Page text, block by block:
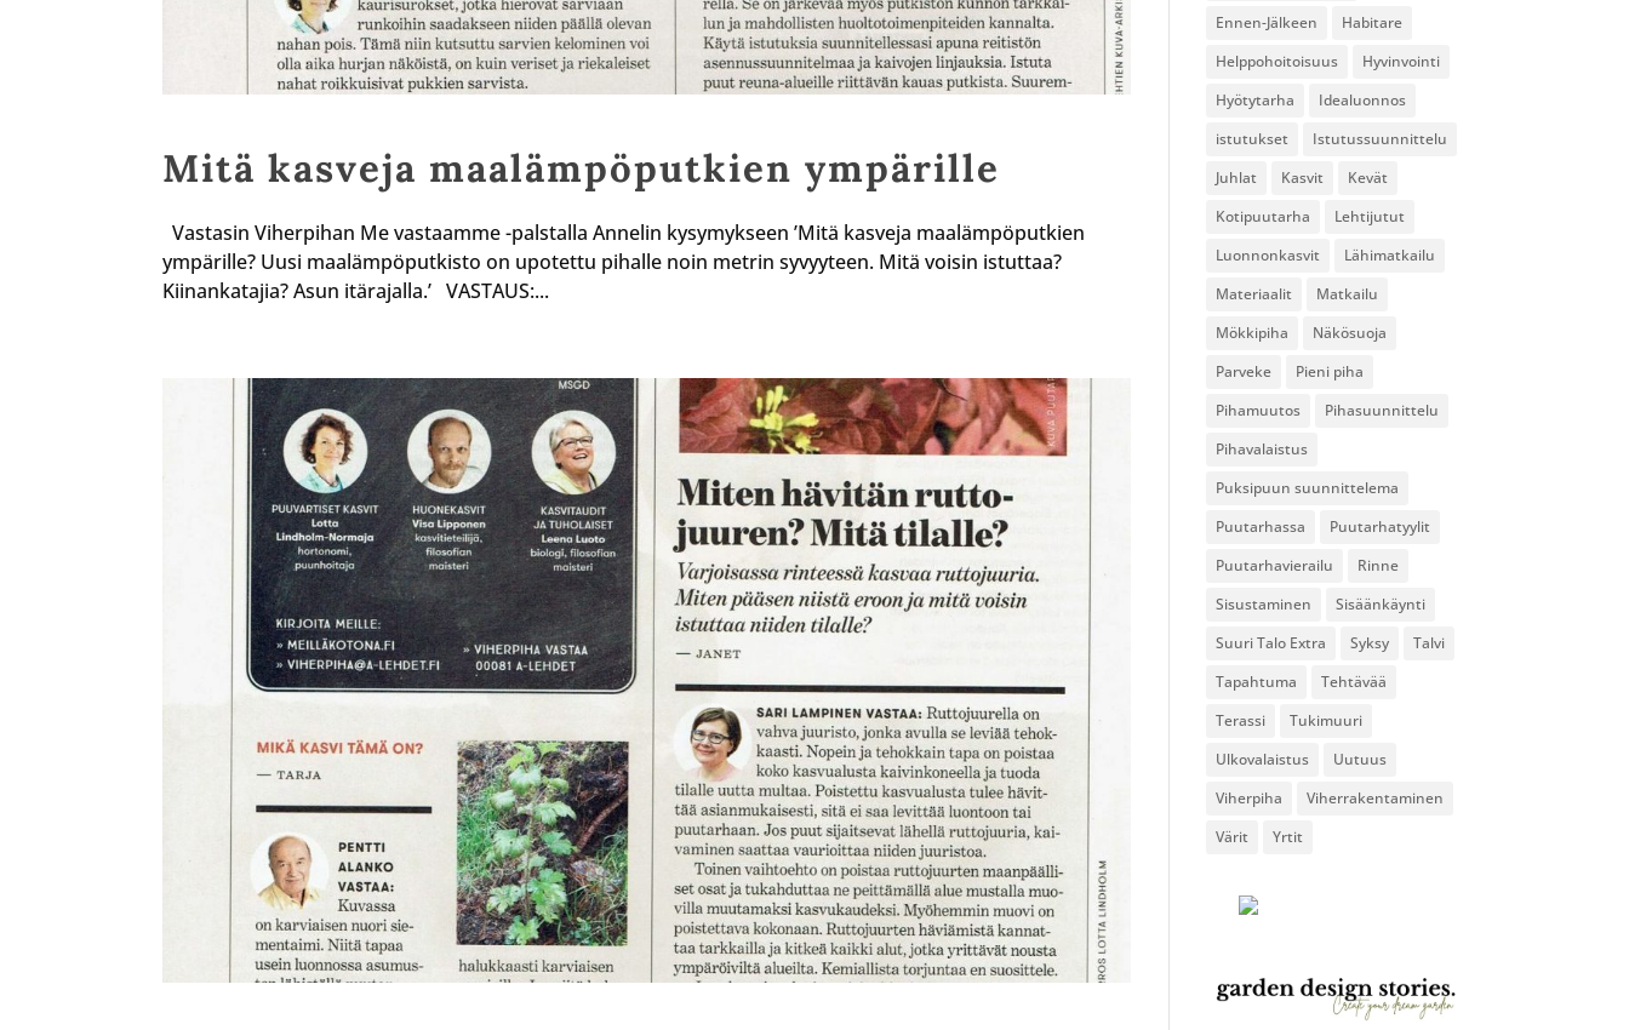
Mitä kasveja maalämpöputkien ympärille
Vastasin Viherpihan Me vastaamme -palstalla Annelin kysymykseen ’Mitä kasveja maalämpöputkien
ympärille? Uusi maalämpöputkisto on upotettu pihalle noin metrin syvyyteen. Mitä voisin istuttaa?
Kiinankatajia? Asun itärajalla.’ VASTAUS:...
Ennen-Jälkeen
Habitare
Helppohoitoisuus
Hyvinvointi
Hyötytarha
Idealuonnos
istutukset
Istutussuunnittelu
Juhlat
Kasvit
Kevät
Kotipuutarha
Lehtijutut
Luonnonkasvit
Lähimatkailu
Materiaalit
Matkailu
Mökkipiha
Näkösuoja
Parveke
Pieni piha
Pihamuutos
Pihasuunnittelu
Pihavalaistus
Puksipuun suunnittelema
Puutarhassa
Puutarhatyylit
Puutarhavierailu
Rinne
Sisustaminen
Sisäänkäynti
Suuri Talo Extra
Syksy
Talvi
Tapahtuma
Tehtävää
Terassi
Tukimuuri
Ulkovalaistus
Uutuus
Viherpiha
Viherrakentaminen
Värit
Yrtit